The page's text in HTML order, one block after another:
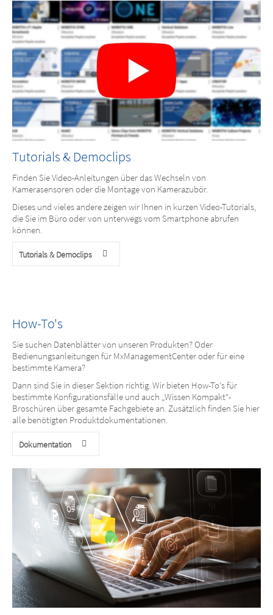
Tutorials & Democlips
Finden Sie Video-Anleitungen über das Wechseln von
Kamerasensoren oder die Montage von Kamerazubör.
Dieses und vieles andere zeigen wir Ihnen in kurzen Video-Tutorials,
die Sie im Büro oder von unterwegs vom Smartphone abrufen
können.
Tutorials & Democlips
How-To's
Sie suchen Datenblätter von unseren Produkten? Oder
Bedienungsanleitungen für MxManagementCenter oder für eine
bestimmte Kamera?
Dann sind Sie in dieser Sektion richtig. Wir bieten How-To‘s für
bestimmte Konfigurationsfälle und auch „Wissen Kompakt“-
Broschüren über gesamte Fachgebiete an. Zusätzlich finden Sie hier
alle benötigten Produktdokumentationen.
Dokumentation